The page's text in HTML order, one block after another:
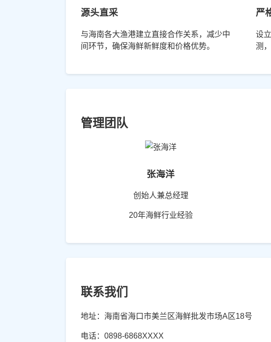
源头直采
与海南各大渔港建立直接合作关系，减少中
间环节，确保海鲜新鲜度和价格优势。
严
设
测
管理团队
张海洋
创始人兼总经理
20年海鲜行业经验
联系我们
地址：海南省海口市美兰区海鲜批发市场A区18号
电话：0898-6868XXXX